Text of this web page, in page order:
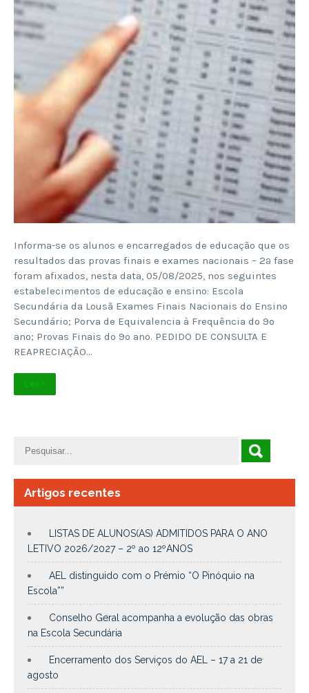
Informa-se os alunos e encarregados de educação que os
resultados das provas finais e exames nacionais – 2ª fase
foram afixados, nesta data, 05/08/2025, nos seguintes
estabelecimentos de educação e ensino: Escola
Secundária da Lousã Exames Finais Nacionais do Ensino
Secundário; Porva de Equivalencia à Frequência do 9º
ano; Provas Finais do 9º ano. PEDIDO DE CONSULTA E
REAPRECIAÇÃO…
Ler +
Artigos recentes
LISTAS DE ALUNOS(AS) ADMITIDOS PARA O ANO
LETIVO 2026/2027 – 2º ao 12ºANOS
AEL distinguido com o Prémio “O Pinóquio na
Escola””
Conselho Geral acompanha a evolução das obras
na Escola Secundária
Encerramento dos Serviços do AEL – 17 a 21 de
agosto